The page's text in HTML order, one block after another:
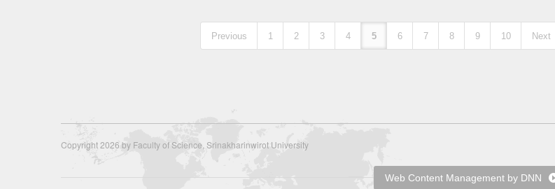
Previous 1 2 3 4 5 6 7 8 9 10 Next
Copyright 2026 by Faculty of Science, Srinakharinwirot University
Web Content Management by DNN